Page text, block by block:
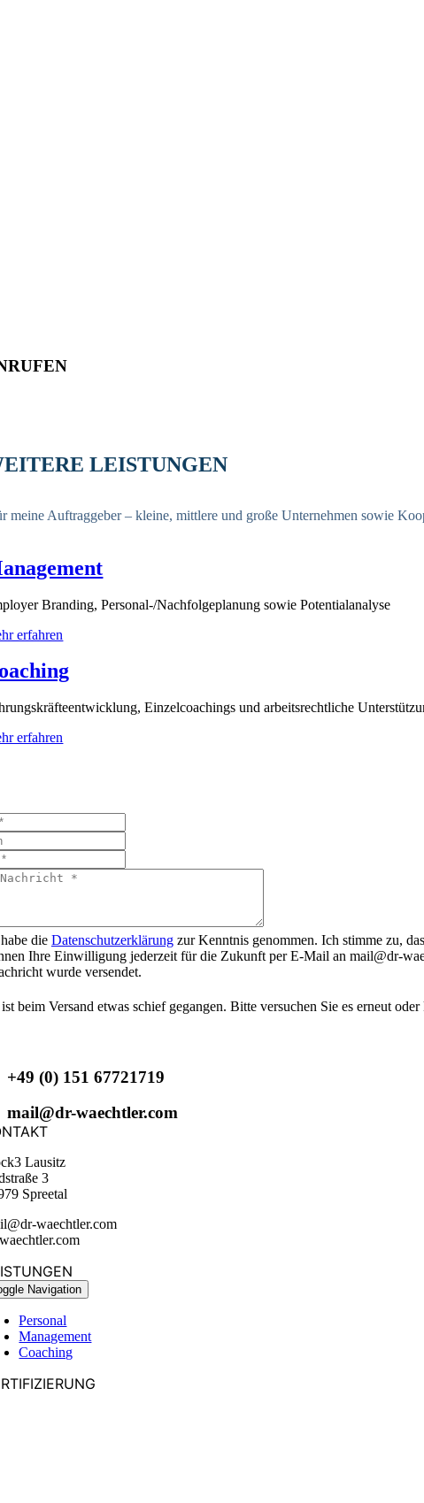
LEISTUNGEN
meine Auftraggeber – kleine, mittlere und große Unternehmen sowie
Branding, Personal-/Nachfolgeplanung sowie Potentialanalyse
erfahren
Einzelcoachings und arbeitsrechtliche
erfahren
die Datenschutzerklärungzur Kenntnis genommen. Ich stimme zu,
Ihre Einwilligung jederzeit für die Zukunft per E-Mail an mail@dr-
wurde versendet.
beim Versand etwas schief gegangen. Bitte versuchen Sie es erneut
+49 (0) 151 67721719
mail@dr-waechtler.com
Lausitz
3
Spreetal
waechtler.com
Navigation
Personal
Management
Coaching